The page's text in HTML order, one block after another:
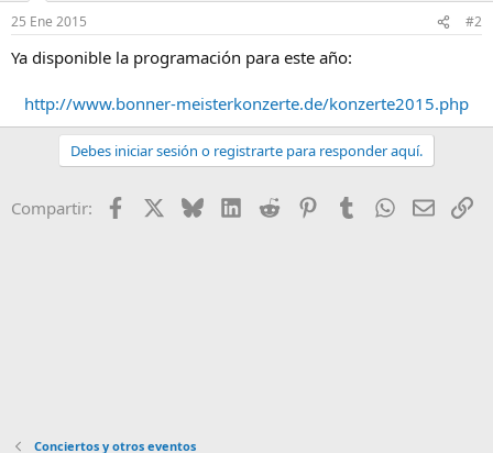
25 Ene 2015 #2
Ya disponible la programación para este año:
http://www.bonner-meisterkonzerte.de/konzerte2015.php
Debes iniciar sesión o registrarte para responder aquí.
Compartir: Facebook BlueskyLinkedIn
Reddit PinterestTumblr WhatsApp
Email
Conciertos y otros eventos